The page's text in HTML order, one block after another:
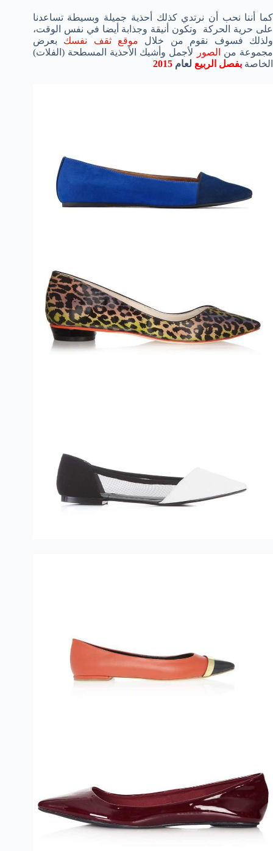
كما أننا نحب أن نرتدي كذلك أحذية جميلة وبسيطة تساعدنا
على حرية الحركة وتكون أنيقة وجذابة أيضا في نفس الوقت،
ولذلك فسوف نقوم من خلال موقع ثقف نفسك بعرض
مجموعة من
الصور
لأجمل وأشيك الأحذية المسطحة (الفلات)
الخاصة بفصل الربيع لعام 2015